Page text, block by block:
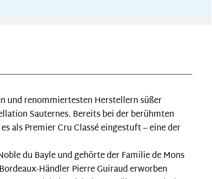
und renommiertesten Herstellern süßer
Sauternes. Bereits bei der berühmten
als Premier Cru Classé eingestuft – eine der
du Bayle und gehörte der Familie de Mons
Händler Pierre Guiraud erworben